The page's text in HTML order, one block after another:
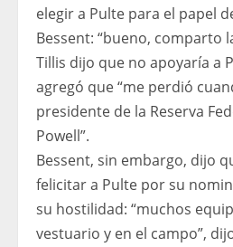
elegir a Pulte para el papel
Bessent: “bueno, comparto
Tillis dijo que no apoyaría a
agregó que “me perdió
presidente de la Reserva
Powell”.
Bessent, sin embargo, dijo
felicitar a Pulte por su
su hostilidad: “muchos
vestuario y en el campo”,